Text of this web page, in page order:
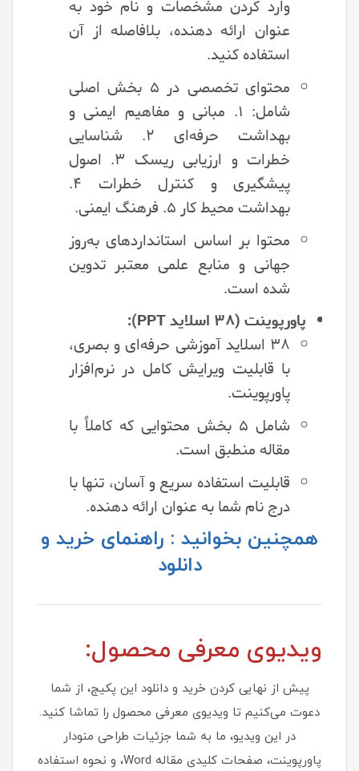
وارد کردن مشخصات و نام خود به
عنوان ارائه دهنده، بلافاصله از آن
استفاده کنید.
محتوای تخصصی در ۵ بخش اصلی
شامل: ۱. مبانی و مفاهیم ایمنی و
بهداشت حرفه‌ای ۲. شناسایی
خطرات و ارزیابی ریسک ۳. اصول
پیشگیری و کنترل خطرات ۴.
بهداشت محیط کار ۵. فرهنگ ایمنی.
محتوا بر اساس استانداردهای به‌روز
جهانی و منابع علمی معتبر تدوین
شده است.
پاورپوینت (۳۸ اسلاید PPT):
۳۸ اسلاید آموزشی حرفه‌ای و بصری،
با قابلیت ویرایش کامل در نرم‌افزار
پاورپوینت.
شامل ۵ بخش محتوایی که کاملاً با
مقاله منطبق است.
قابلیت استفاده سریع و آسان، تنها با
درج نام شما به عنوان ارائه دهنده.
همچنین بخوانید : راهنمای خرید و
دانلود
ویدیوی معرفی محصول:
پیش از نهایی کردن خرید و دانلود این پکیج، از شما
دعوت می‌کنیم تا ویدیوی معرفی محصول را تماشا کنید.
در این ویدیو، ما به شما جزئیات طراحی منودار
پاورپوینت، صفحات کلیدی مقاله Word، و نحوه استفاده